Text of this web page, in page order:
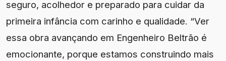
seguro, acolhedor e preparado para cuidar da
primeira infância com carinho e qualidade. “Ver
essa obra avançando em Engenheiro Beltrão é
emocionante, porque estamos construindo mais